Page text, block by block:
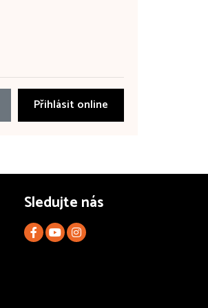
Přihlásit online
Sledujte nás